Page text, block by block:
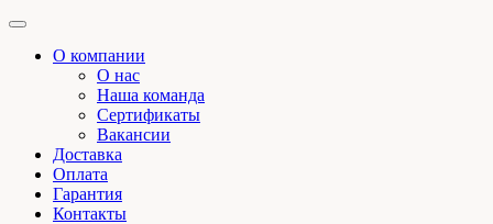
О компании
О нас
Наша команда
Сертификаты
Вакансии
Доставка
Оплата
Гарантия
Контакты